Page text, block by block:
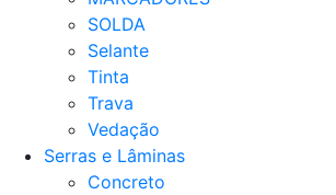
SOLDA
Selante
Tinta
Trava
Vedação
Serras e Lâminas
Concreto